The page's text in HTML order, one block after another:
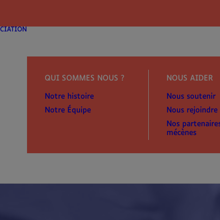
QUI SOMMES NOUS ?
Notre histoire
Notre Équipe
NOUS AIDER
Nous soutenir
Nous rejoindre
Nos
mécènes